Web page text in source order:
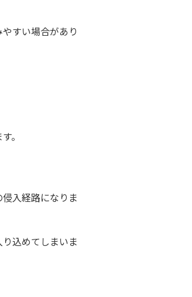
すい場合があり
。
入経路になりま
込めてしまいま